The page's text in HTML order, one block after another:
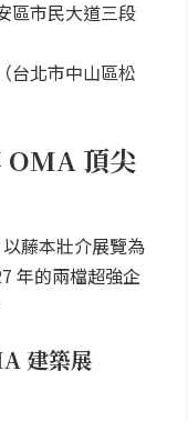
區市民大道三段
台北市中山區松
OMA 頂尖
藤本壯介展覽為
年的兩檔超強企
建築展